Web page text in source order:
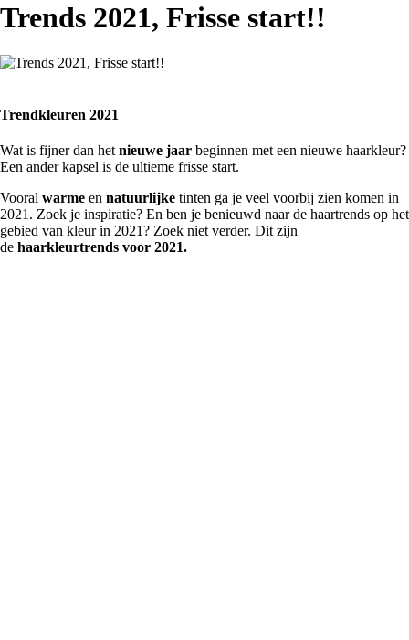
Trends 2021, Frisse start!!
Trendkleuren 2021
Wat is fijner dan het nieuwe jaar beginnen met een nieuwe haarkleur?
Een ander kapsel is de ultieme frisse start.
Vooral warme en natuurlijke tinten ga je veel voorbij zien komen in
2021. Zoek je inspiratie? En ben je benieuwd naar de haartrends op het
gebied van kleur in 2021? Zoek niet verder. Dit zijn
de haarkleurtrends voor 2021.